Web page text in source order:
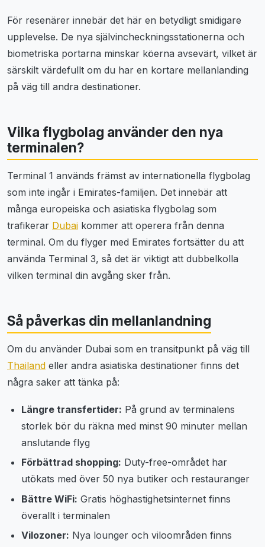
För resenärer innebär det här en betydligt smidigare
upplevelse. De nya självincheckningsstationerna och
biometriska portarna minskar köerna avsevärt, vilket är
särskilt värdefullt om du har en kortare mellanlanding
på väg till andra destinationer.
Vilka flygbolag använder den nya
terminalen?
Terminal 1 används främst av internationella flygbolag
som inte ingår i Emirates-familjen. Det innebär att
många europeiska och asiatiska flygbolag som
trafikerar Dubai kommer att operera från denna
terminal. Om du flyger med Emirates fortsätter du att
använda Terminal 3, så det är viktigt att dubbelkolla
vilken terminal din avgång sker från.
Så påverkas din mellanlandning
Om du använder Dubai som en transitpunkt på väg till
Thailand eller andra asiatiska destinationer finns det
några saker att tänka på:
Längre transfertider: På grund av terminalens
storlek bör du räkna med minst 90 minuter mellan
anslutande flyg
Förbättrad shopping: Duty-free-området har
utökats med över 50 nya butiker och restauranger
Bättre WiFi: Gratis höghastighetsinternet finns
överallt i terminalen
Vilozoner: Nya lounger och viloområden finns